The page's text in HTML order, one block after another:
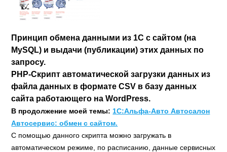
Принцип обмена данными из 1С с сайтом (на
MySQL) и выдачи (публикации) этих данных по
запросу.
PHP-Скрипт автоматической загрузки данных из
файла данных в формате CSV в базу данных
сайта работающего на WordPress.
В продолжение моей темы: 1С:Альфа-Авто Автосалон
Автосервис: обмен с сайтом.
С помощью данного скрипта можно загружать в
автоматическом режиме, по расписанию, данные сервисных